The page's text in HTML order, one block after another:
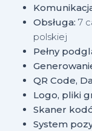
Obsługa: 7
polskiej
Pełny
QR Code,
Logo, pliki
Skaner
System